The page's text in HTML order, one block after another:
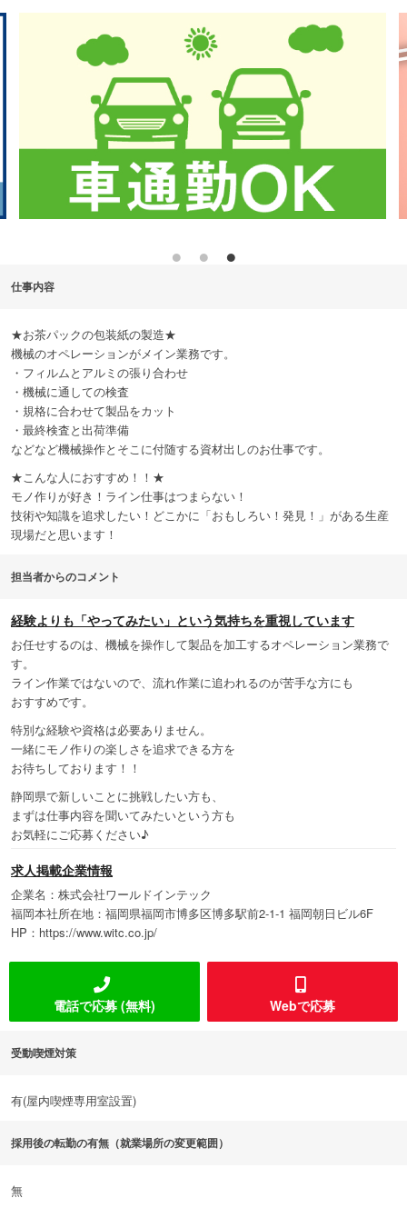
仕事内容
★お茶パックの包装紙の製造★
機械のオペレーションがメイン業務です。
・フィルムとアルミの張り合わせ
・機械に通しての検査
・規格に合わせて製品をカット
・最終検査と出荷準備
などなど機械操作とそこに付随する資材出しのお仕事です。
★こんな人におすすめ！！★
モノ作りが好き！ライン仕事はつまらない！
技術や知識を追求したい！どこかに「おもしろい！発見！」がある生産
現場だと思います！
担当者からのコメント
経験よりも「やってみたい」という気持ちを重視しています
お任せするのは、機械を操作して製品を加工するオペレーション業務で
す。
ライン作業ではないので、流れ作業に追われるのが苦手な方にも
おすすめです。
特別な経験や資格は必要ありません。
一緒にモノ作りの楽しさを追求できる方を
お待ちしております！！
静岡県で新しいことに挑戦したい方も、
まずは仕事内容を聞いてみたいという方も
お気軽にご応募ください♪
求人掲載企業情報
企業名：株式会社ワールドインテック
福岡本社所在地：福岡県福岡市博多区博多駅前2-1-1 福岡朝日ビル6F
HP：https://www.witc.co.jp/
電話で応募 (無料) Webで応募
受動喫煙対策
有(屋内喫煙専用室設置)
採用後の転勤の有無（就業場所の変更範囲）
無